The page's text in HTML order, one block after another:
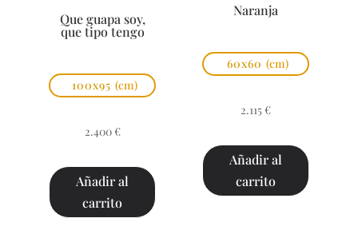
Que guapa soy,
que tipo tengo
100x95 (cm)
2.400 €
Añadir al
carrito
Naranja
60x60 (cm)
2.115 €
Añadir al
carrito